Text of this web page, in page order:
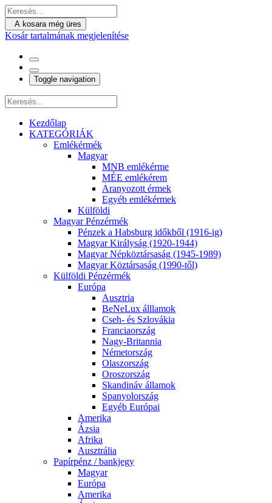
A kosara még üres
Kosár tartalmának megjelenítése
Toggle navigation
Kezdőlap
KATEGÓRIÁK
Emlékérmék
Magyar
MNB emlékérme
MÉE emlékérem
Aranyozott érmek
Egyéb emlékérmek
Külföldi
Magyar Pénzérmék
Pénzek a Habsburg időkből (1916-ig)
Magyar Királyság (1920-1944)
Magyar Népköztársaság (1945-1989)
Magyar Köztársaság (1990-től)
Külföldi Pénzérmék
Európa
Ausztria
BeNeLux álllamok
Cseh- és Szlovákia
Franciaország
Nagy-Britannia
Németország
Olaszország
Oroszország
Skandináv államok
Spanyolország
Egyéb Európai
Amerika
Ázsia
Afrika
Ausztrália
Papírpénz / bankjegy
Magyar
Európa
Amerika